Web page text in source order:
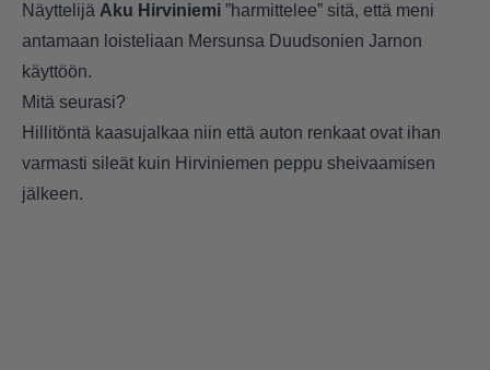
Näyttelijä Aku Hirviniemi ”harmittelee” sitä, että meni
antamaan loisteliaan Mersunsa Duudsonien Jarnon
käyttöön.
Mitä seurasi?
Hillitöntä kaasujalkaa niin että auton renkaat ovat ihan
varmasti sileät kuin Hirviniemen peppu sheivaamisen
jälkeen.